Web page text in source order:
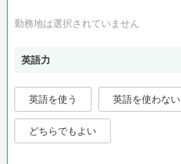
勤務地は選択されていません
英語力
英語を使う 英語を使わない
どちらでもよい